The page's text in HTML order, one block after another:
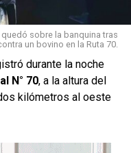
El hecho es
cómo ocurrió el
de los autores.
proceso de
a medida que
sobre la banquina tras
un bovino en la Ruta 70.
durante la noche
N° 70, a la altura del
kilómetros al oeste